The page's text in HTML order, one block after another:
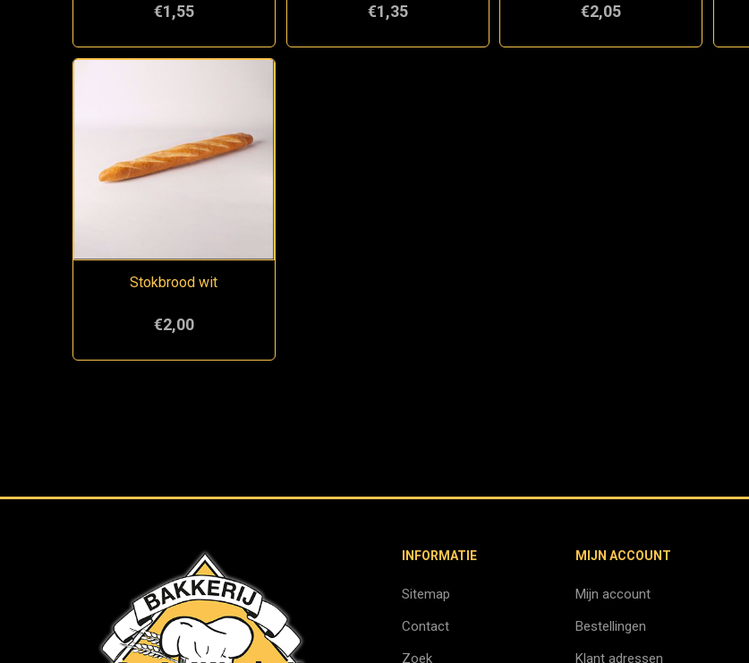
€1,55 €1,35 €2,05
Stokbrood wit
€2,00
INFORMATIE
Sitemap
Contact
Zoek
MIJN ACCOUNT
Mijn account
Bestellingen
Klant adressen